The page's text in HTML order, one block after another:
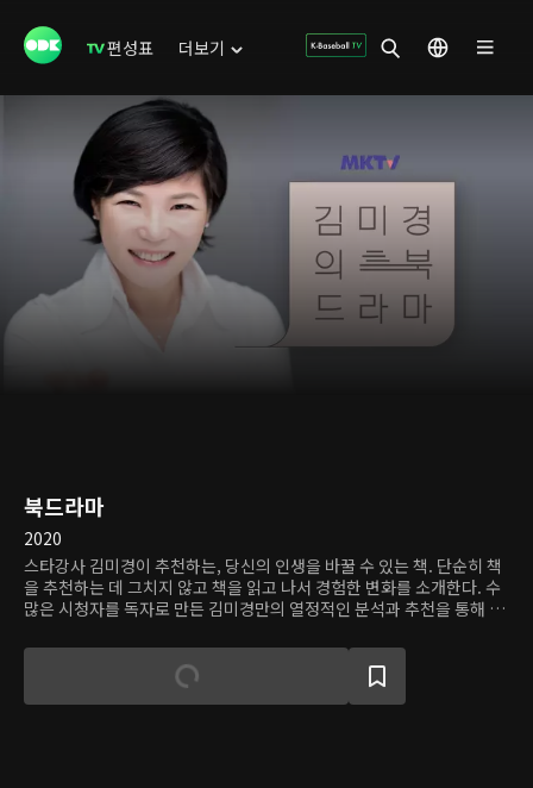
편성표 더보기
북드라마
2020
스타강사 김미경이 추천하는, 당신의 인생을 바꿀 수 있는 책. 단순히 책
을 추천하는 데 그치지 않고 책을 읽고 나서 경험한 변화를 소개한다. 수
많은 시청자를 독자로 만든 김미경만의 열정적인 분석과 추천을 통해 좋